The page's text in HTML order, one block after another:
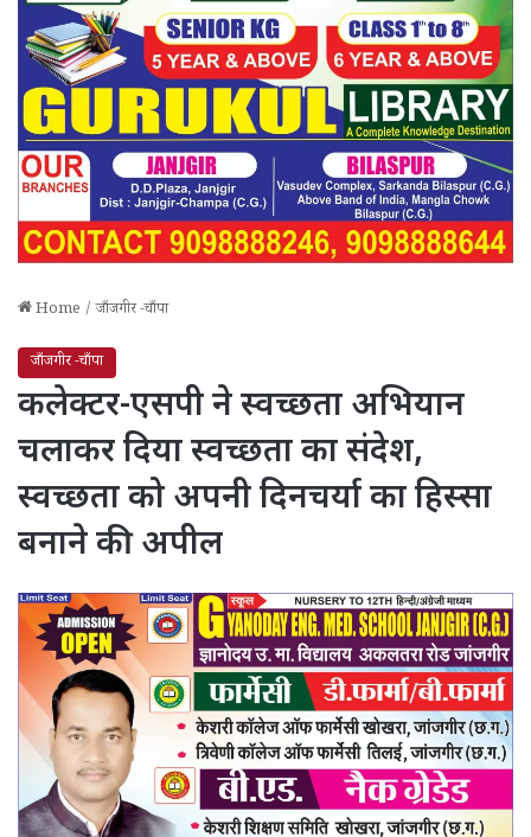
Home / जाँजगीर -चाँपा
जाँजगीर -चाँपा
कलेक्टर-एसपी ने स्वच्छता अभियान
चलाकर दिया स्वच्छता का संदेश,
स्वच्छता को अपनी दिनचर्या का हिस्सा
बनाने की अपील